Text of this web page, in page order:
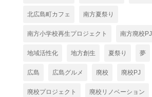
北広島町カフェ 南方夏祭り
南方小学校再生プロジェクト 南方廃校PJ
地域活性化 地方創生 夏祭り 夢
広島 広島グルメ 廃校 廃校PJ
廃校プロジェクト 廃校リノベーション